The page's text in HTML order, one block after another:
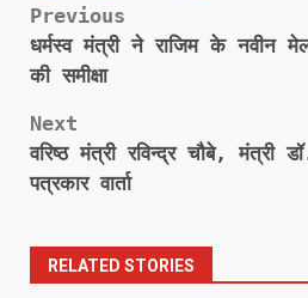
Post
navigation
Previous
धर्मस्व मंत्री ने राजिम के नवीन
की समीक्षा
Next
वरिष्ठ मंत्री रविन्द्र चौबे, मंत्री
पत्रकार वार्ता
RELATED STORIES